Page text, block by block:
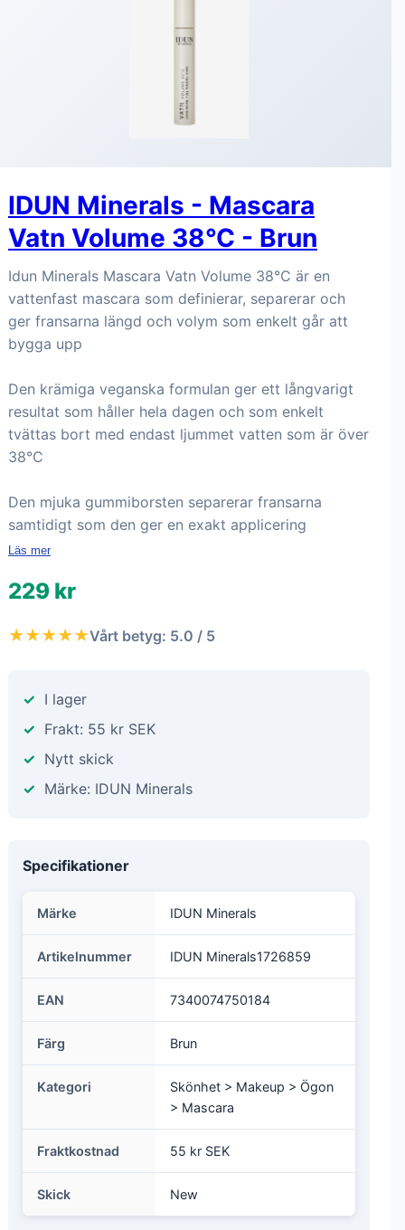
IDUN Minerals - Mascara
Vatn Volume 38°C - Brun
Idun Minerals Mascara Vatn Volume 38°C är en
vattenfast mascara som definierar, separerar och
ger fransarna längd och volym som enkelt går att
bygga upp
Den krämiga veganska formulan ger ett långvarigt
resultat som håller hela dagen och som enkelt
tvättas bort med endast ljummet vatten som är över
38°C
Den mjuka gummiborsten separerar fransarna
samtidigt som den ger en exakt applicering
Läs mer
229 kr
★★★★★Vårt betyg: 5.0 / 5
I lager
Frakt: 55 kr SEK
Nytt skick
Märke: IDUN Minerals
Specifikationer
Märke IDUN Minerals
Artikelnummer IDUN Minerals1726859
EAN 7340074750184
Färg Brun
Kategori
Skönhet > Makeup > Ögon
> Mascara
Fraktkostnad 55 kr SEK
Skick New